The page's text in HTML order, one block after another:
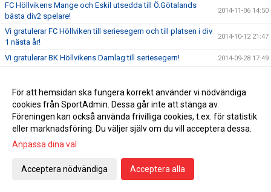
FC Höllvikens Mange och Eskil utsedda till Ö.Götalands
bästa div2 spelare!
2014-11-06 14:50
Vi gratulerar FC Höllviken till seriesegern och till platsen i div
1 nästa år!
2014-10-12 21:47
Vi gratulerar BK Höllvikens Damlag till seriesegern! 2014-09-28 17:49
Årets mössa här! 2014-09-16 23:10
Nytt nummer av Bollkoll! 2014-09-11 14:16
Välkomna till Skåne VM 2014-2015! 2014-08-28 16:06
Klubbprylar!
FC Höllviken möter MFF 18 juni!
För att hemsidan ska fungera korrekt använder vi nödvändiga
cookies från SportAdmin. Dessa går inte att stänga av.
Föreningen kan också använda frivilliga cookies, t.ex. för statistik
eller marknadsföring. Du väljer själv om du vill acceptera dessa.
Anpassa dina val
Acceptera nödvändiga Acceptera alla